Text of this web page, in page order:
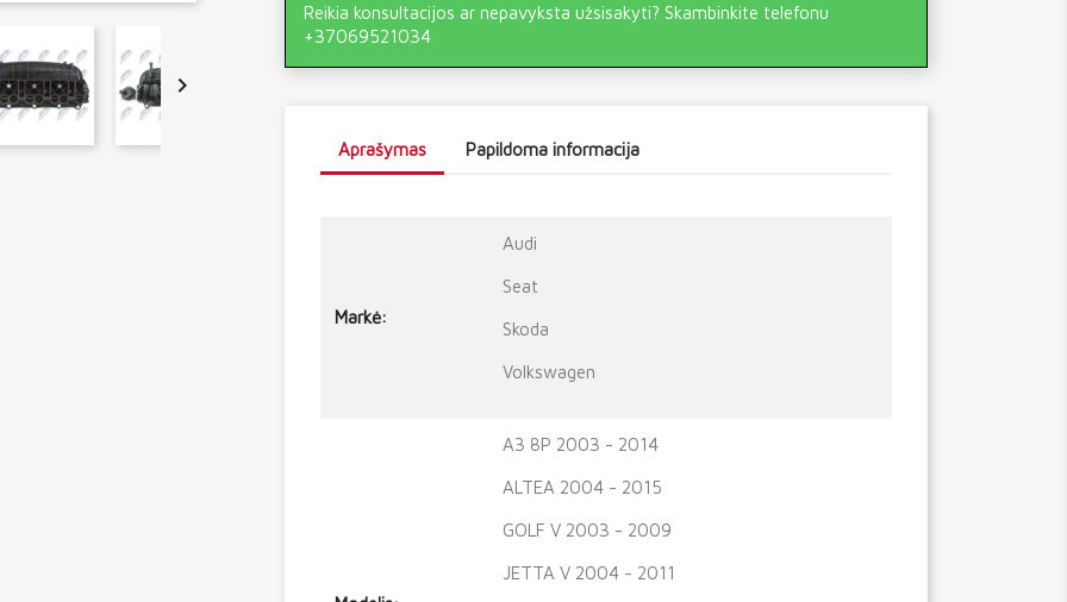

Reikia konsultacijos ar nepavyksta užsisakyti? Skambinkite telefonu
+37069521034
Aprašymas Papildoma informacija
Markė:
Audi
Seat
Skoda
Volkswagen
A3 8P 2003 - 2014
ALTEA 2004 - 2015
GOLF V 2003 - 2009
JETTA V 2004 - 2011